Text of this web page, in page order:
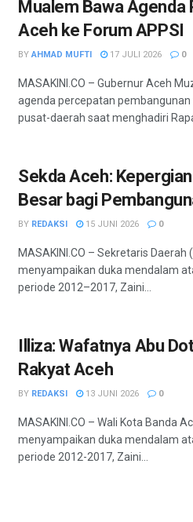
Mualem Bawa Agenda
Aceh ke Forum APPSI
BY AHMAD MUFTI 17 JULI 2026 0
MASAKINI.CO – Gubernur Aceh
agenda percepatan
pusat-daerah saat menghadiri
Sekda Aceh:
Besar bagi
BY REDAKSI 15 JUNI 2026 0
MASAKINI.CO – Sekretaris
menyampaikan duka mendalam
periode 2012–2017, Zaini...
Illiza: Wafatnya Abu
Rakyat Aceh
BY REDAKSI 13 JUNI 2026 0
MASAKINI.CO – Wali Kota Banda
menyampaikan duka mendalam
periode 2012-2017, Zaini...